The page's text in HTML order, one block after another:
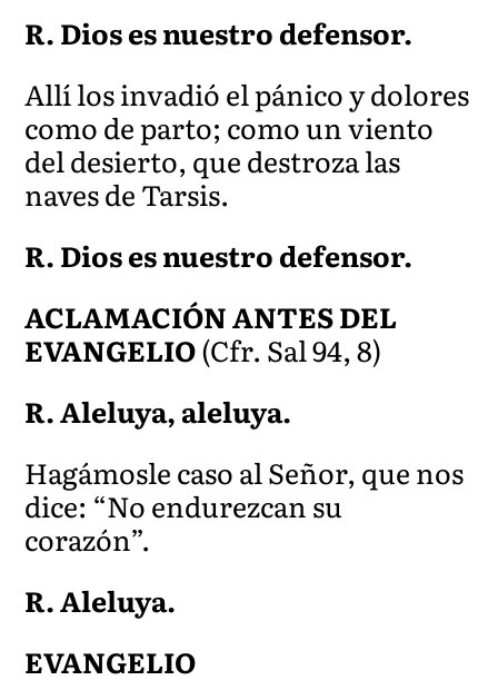
R. Dios es nuestro defensor.
Allí los invadió el pánico y dolores
como de parto; como un viento
del desierto, que destroza las
naves de Tarsis.
R. Dios es nuestro defensor.
ACLAMACIÓN ANTES DEL
EVANGELIO(Cfr. Sal 94, 8)
R. Aleluya, aleluya.
Hagámosle caso al Señor, que nos
dice: “No endurezcan su
corazón”.
R. Aleluya.
EVANGELIO